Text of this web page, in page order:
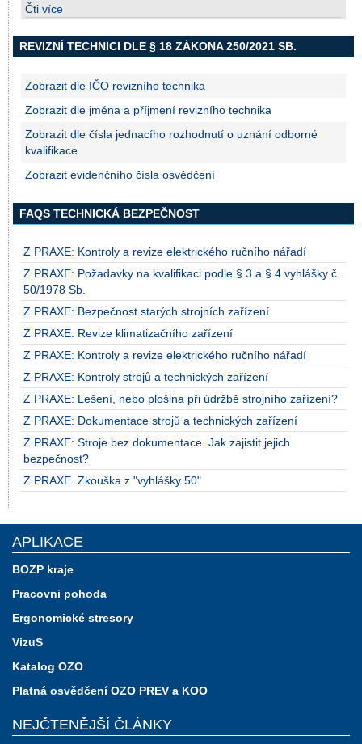
Čti více
REVIZNÍ TECHNICI DLE § 18 ZÁKONA 250/2021 SB.
Zobrazit dle IČO revizního technika
Zobrazit dle jména a příjmení revizního technika
Zobrazit dle čísla jednacího rozhodnutí o uznání odborné
kvalifikace
Zobrazit evidenčního čísla osvědčení
FAQS TECHNICKÁ BEZPEČNOST
Z PRAXE: Kontroly a revize elektrického ručního nářadí
Z PRAXE: Požadavky na kvalifikaci podle § 3 a § 4 vyhlášky č.
50/1978 Sb.
Z PRAXE: Bezpečnost starých strojních zařízení
Z PRAXE: Revize klimatizačního zařízení
Z PRAXE: Kontroly a revize elektrického ručního nářadí
Z PRAXE: Kontroly strojů a technických zařízení
Z PRAXE: Lešení, nebo plošina při údržbě strojního zařízení?
Z PRAXE: Dokumentace strojů a technických zařízení
Z PRAXE: Stroje bez dokumentace. Jak zajistit jejich
bezpečnost?
Z PRAXE. Zkouška z "vyhlášky 50"
APLIKACE
BOZP kraje
Pracovni pohoda
Ergonomické stresory
VizuS
Katalog OZO
Platná osvědčení OZO PREV a KOO
NEJČTENĚJŠÍ ČLÁNKY